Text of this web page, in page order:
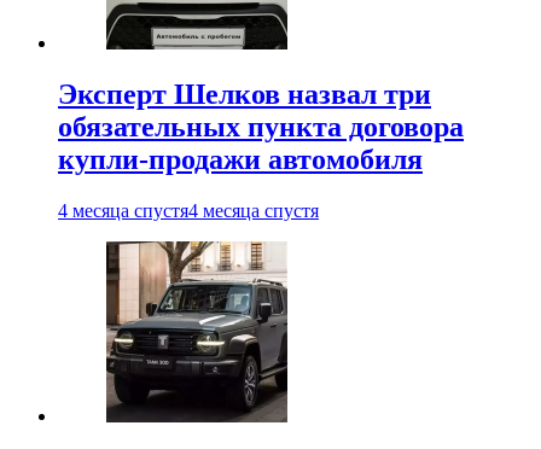
Эксперт Шелков назвал три
обязательных пункта договора
купли-продажи автомобиля
4 месяца спустя4 месяца спустя